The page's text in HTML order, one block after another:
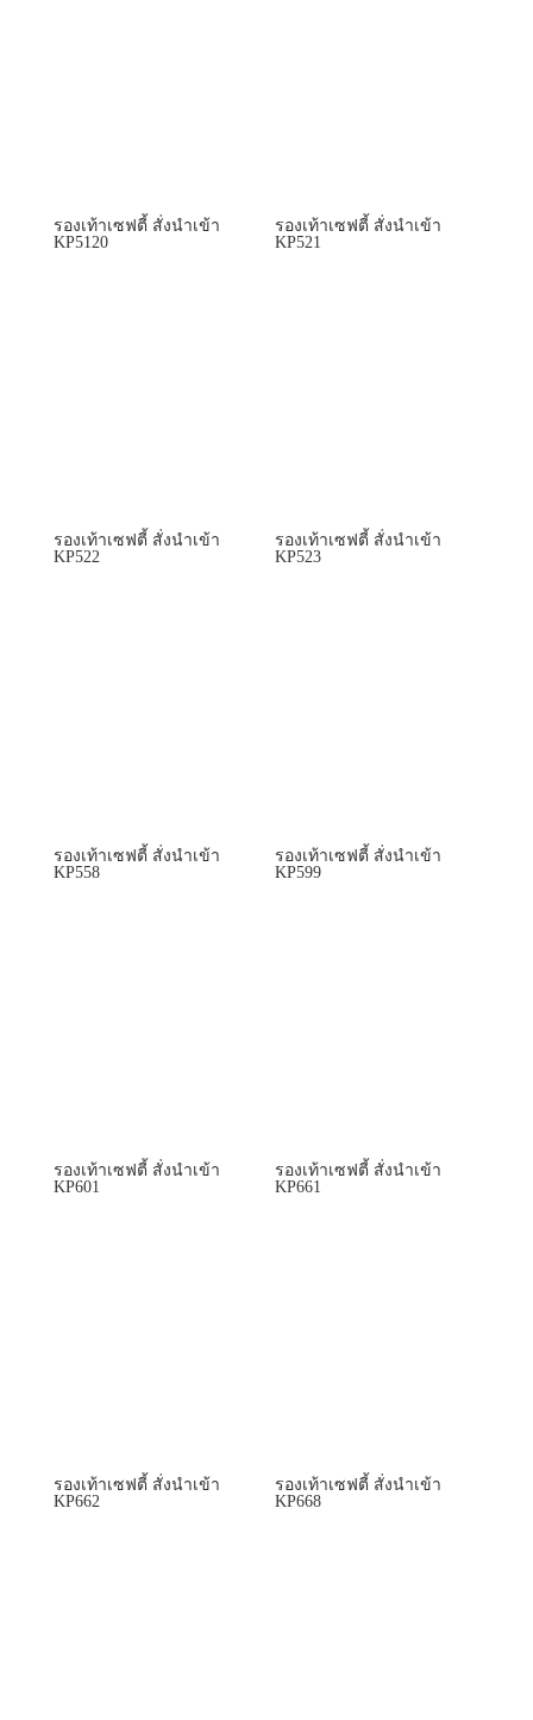
รองเท้าเซฟตี้ สั่งนำเข้า
KP5120
รองเท้าเซฟตี้ สั่งนำเข้า
KP521
รองเท้าเซฟตี้ สั่งนำเข้า
KP522
รองเท้าเซฟตี้ สั่งนำเข้า
KP523
รองเท้าเซฟตี้ สั่งนำเข้า
KP558
รองเท้าเซฟตี้ สั่งนำเข้า
KP599
รองเท้าเซฟตี้ สั่งนำเข้า
KP601
รองเท้าเซฟตี้ สั่งนำเข้า
KP661
รองเท้าเซฟตี้ สั่งนำเข้า
KP662
รองเท้าเซฟตี้ สั่งนำเข้า
KP668